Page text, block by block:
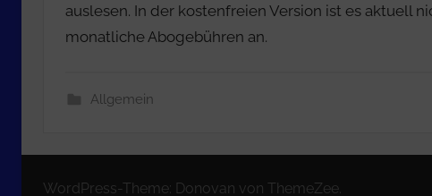
auslesen. In der kostenfreien Version ist es aktuell
monatliche Abogebühren an.
Allgemein
WordPress-Theme: Donovan von ThemeZee.